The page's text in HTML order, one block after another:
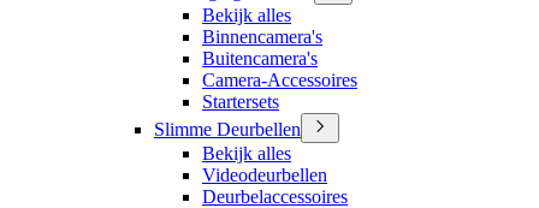
Bekijk alles
Binnencamera's
Buitencamera's
Camera-Accessoires
Startersets
Slimme Deurbellen
Bekijk alles
Videodeurbellen
Deurbelaccessoires